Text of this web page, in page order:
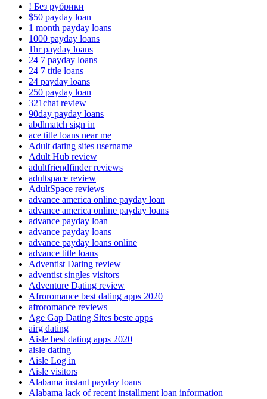
! Без рубрики
$50 payday loan
1 month payday loans
1000 payday loans
1hr payday loans
24 7 payday loans
24 7 title loans
24 payday loans
250 payday loan
321chat review
90day payday loans
abdlmatch sign in
ace title loans near me
Adult dating sites username
Adult Hub review
adultfriendfinder reviews
adultspace review
AdultSpace reviews
advance america online payday loan
advance america online payday loans
advance payday loan
advance payday loans
advance payday loans online
advance title loans
Adventist Dating review
adventist singles visitors
Adventure Dating review
Afroromance best dating apps 2020
afroromance reviews
Age Gap Dating Sites beste apps
airg dating
Aisle best dating apps 2020
aisle dating
Aisle Log in
Aisle visitors
Alabama instant payday loans
Alabama lack of recent installment loan information